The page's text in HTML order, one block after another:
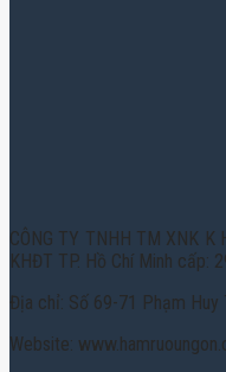
CÔNG TY TNHH TM XNK K
KHĐT TP. Hồ Chí Minh cấp:
Địa chỉ: Số 69-71 Phạm Huy
Website: